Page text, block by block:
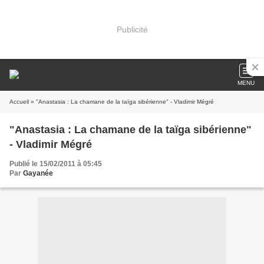
Publicité
MENU
Accueil » "Anastasia : La chamane de la taïga sibérienne" - Vladimir Mégré
"Anastasia : La chamane de la taïga sibérienne"
- Vladimir Mégré
Publié le 15/02/2011 à 05:45
Par Gayanée